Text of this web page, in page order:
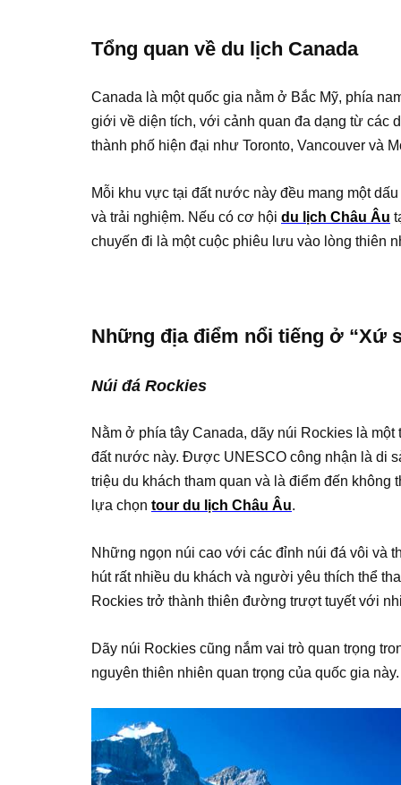
Tổng quan về du lịch Canada
Canada là một quốc gia nằm ở Bắc Mỹ, phía
giới về diện tích, với cảnh quan đa dạng từ các
thành phố hiện đại như Toronto, Vancouver và
Mỗi khu vực tại đất nước này đều mang một
và trải nghiệm. Nếu có cơ hội du lịch Châu Âu
chuyến đi là một cuộc phiêu lưu vào lòng thiên
Những địa điểm nổi tiếng ở “Xứ
Núi đá Rockies
Nằm ở phía tây Canada, dãy núi Rockies là
đất nước này. Được UNESCO công nhận là di
triệu du khách tham quan và là điểm đến
lựa chọn tour du lịch Châu Âu.
Những ngọn núi cao với các đỉnh núi đá vôi và
hút rất nhiều du khách và người yêu thích thể
Rockies trở thành thiên đường trượt tuyết với
Dãy núi Rockies cũng nắm vai trò quan trọng
nguyên thiên nhiên quan trọng của quốc gia này.